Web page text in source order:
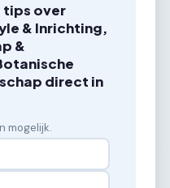
tips over
& Inrichting,
&
direct in
mogelijk.